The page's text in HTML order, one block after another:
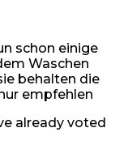
schon einige
Waschen
behalten die
empfehlen
already voted